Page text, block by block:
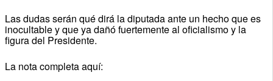
Las dudas serán qué dirá la diputada ante un hecho que es
inocultable y que ya dañó fuertemente al oficialismo y la
figura del Presidente.
La nota completa aquí: